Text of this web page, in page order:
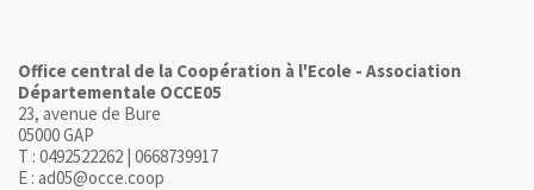
Office central de la Coopération à l'Ecole - Association
Départementale OCCE05
23, avenue de Bure
05000 GAP
T : 0492522262 | 0668739917
E : ad05@occe.coop